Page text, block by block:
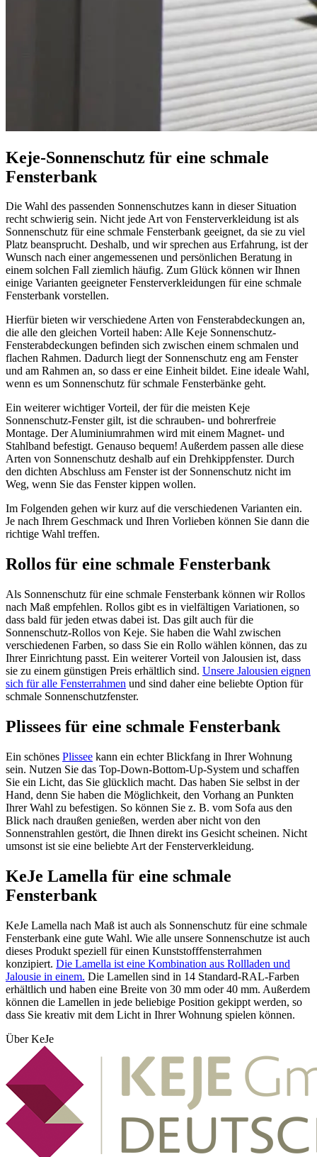
Keje-Sonnenschutz für eine schmale
Fensterbank
Die Wahl des passenden Sonnenschutzes kann in dieser Situation
recht schwierig sein. Nicht jede Art von Fensterverkleidung ist als
Sonnenschutz für eine schmale Fensterbank geeignet, da sie zu viel
Platz beansprucht. Deshalb, und wir sprechen aus Erfahrung, ist der
Wunsch nach einer angemessenen und persönlichen Beratung in
einem solchen Fall ziemlich häufig. Zum Glück können wir Ihnen
einige Varianten geeigneter Fensterverkleidungen für eine schmale
Fensterbank vorstellen.
Hierfür bieten wir verschiedene Arten von Fensterabdeckungen an,
die alle den gleichen Vorteil haben: Alle Keje Sonnenschutz-
Fensterabdeckungen befinden sich zwischen einem schmalen und
flachen Rahmen. Dadurch liegt der Sonnenschutz eng am Fenster
und am Rahmen an, so dass er eine Einheit bildet. Eine ideale Wahl,
wenn es um Sonnenschutz für schmale Fensterbänke geht.
Ein weiterer wichtiger Vorteil, der für die meisten Keje
Sonnenschutz-Fenster gilt, ist die schrauben- und bohrerfreie
Montage. Der Aluminiumrahmen wird mit einem Magnet- und
Stahlband befestigt. Genauso bequem! Außerdem passen alle diese
Arten von Sonnenschutz deshalb auf ein Drehkippfenster. Durch
den dichten Abschluss am Fenster ist der Sonnenschutz nicht im
Weg, wenn Sie das Fenster kippen wollen.
Im Folgenden gehen wir kurz auf die verschiedenen Varianten ein.
Je nach Ihrem Geschmack und Ihren Vorlieben können Sie dann die
richtige Wahl treffen.
Rollos für eine schmale Fensterbank
Als Sonnenschutz für eine schmale Fensterbank können wir Rollos
nach Maß empfehlen. Rollos gibt es in vielfältigen Variationen, so
dass bald für jeden etwas dabei ist. Das gilt auch für die
Sonnenschutz-Rollos von Keje. Sie haben die Wahl zwischen
verschiedenen Farben, so dass Sie ein Rollo wählen können, das zu
Ihrer Einrichtung passt. Ein weiterer Vorteil von Jalousien ist, dass
sie zu einem günstigen Preis erhältlich sind. Unsere Jalousien eignen
sich für alle Fensterrahmen und sind daher eine beliebte Option für
schmale Sonnenschutzfenster.
Plissees für eine schmale Fensterbank
Ein schönes Plissee kann ein echter Blickfang in Ihrer Wohnung
sein. Nutzen Sie das Top-Down-Bottom-Up-System und schaffen
Sie ein Licht, das Sie glücklich macht. Das haben Sie selbst in der
Hand, denn Sie haben die Möglichkeit, den Vorhang an Punkten
Ihrer Wahl zu befestigen. So können Sie z. B. vom Sofa aus den
Blick nach draußen genießen, werden aber nicht von den
Sonnenstrahlen gestört, die Ihnen direkt ins Gesicht scheinen. Nicht
umsonst ist sie eine beliebte Art der Fensterverkleidung.
KeJe Lamella für eine schmale
Fensterbank
KeJe Lamella nach Maß ist auch als Sonnenschutz für eine schmale
Fensterbank eine gute Wahl. Wie alle unsere Sonnenschutze ist auch
dieses Produkt speziell für einen Kunststofffensterrahmen
konzipiert. Die Lamella ist eine Kombination aus Rollladen und
Jalousie in einem. Die Lamellen sind in 14 Standard-RAL-Farben
erhältlich und haben eine Breite von 30 mm oder 40 mm. Außerdem
können die Lamellen in jede beliebige Position gekippt werden, so
dass Sie kreativ mit dem Licht in Ihrer Wohnung spielen können.
Über KeJe